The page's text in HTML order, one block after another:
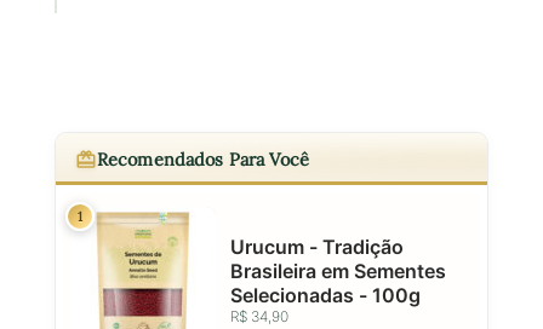
Recomendados Para Você
1
Urucum - Tradição
Brasileira em Sementes
Selecionadas - 100g
R$ 34,90